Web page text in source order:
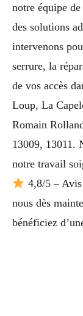
notre équipe
des solutions
intervenons
serrure, la
de vos accès
Loup, La
Romain
13009, 13011.
notre travail
4,8/5 –
nous dès
bénéficiez